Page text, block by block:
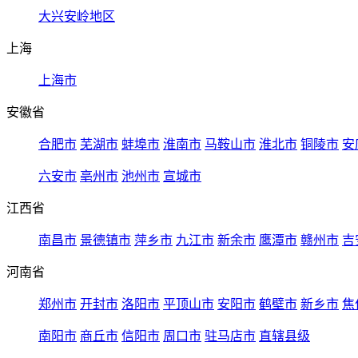
大兴安岭地区
上海
上海市
安徽省
合肥市 芜湖市 蚌埠市 淮南市 马鞍山市 淮北市 铜陵市 安
六安市 亳州市 池州市 宣城市
江西省
南昌市 景德镇市 萍乡市 九江市 新余市 鹰潭市 赣州市 吉
河南省
郑州市 开封市 洛阳市 平顶山市 安阳市 鹤壁市 新乡市 焦
南阳市 商丘市 信阳市 周口市 驻马店市 直辖县级